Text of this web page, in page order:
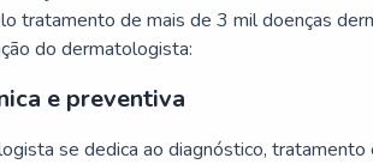
tratamento de mais de 3 mil doenças
do dermatologista:
e preventiva
se dedica ao diagnóstico,